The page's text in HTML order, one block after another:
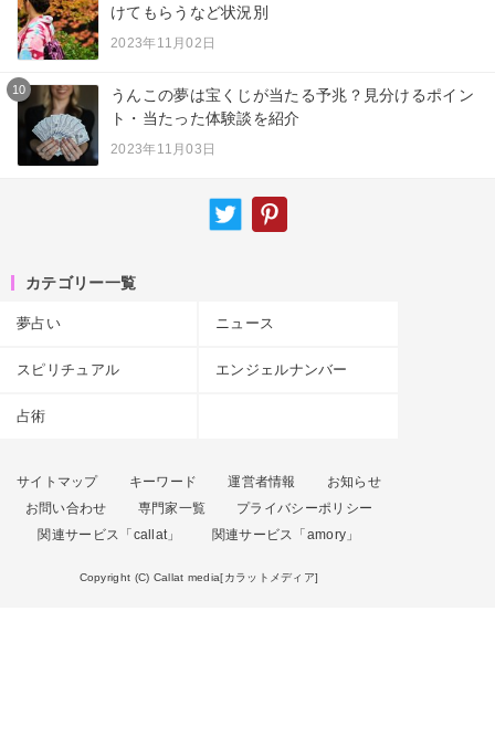
けてもらうなど状況別
2023年11月02日
10
うんこの夢は宝くじが当たる予兆？見分けるポイン
ト・当たった体験談を紹介
2023年11月03日
カテゴリー一覧
夢占い ニュース
スピリチュアル エンジェルナンバー
占術
サイトマップ キーワード 運営者情報
お知らせ
お問い合わせ
専門家一覧
プライバシーポリシー
関連サービス「callat」
関連サービス「amory」
Copyright (C) Callat media[カラットメディア]